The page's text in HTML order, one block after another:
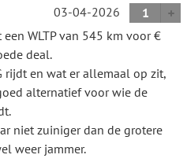
03-04-2026
1
WLTP van 545 km voor €
deal.
rijdt en wat er allemaal op zit,
alternatief voor wie de
niet zuiniger dan de grotere
weer jammer.